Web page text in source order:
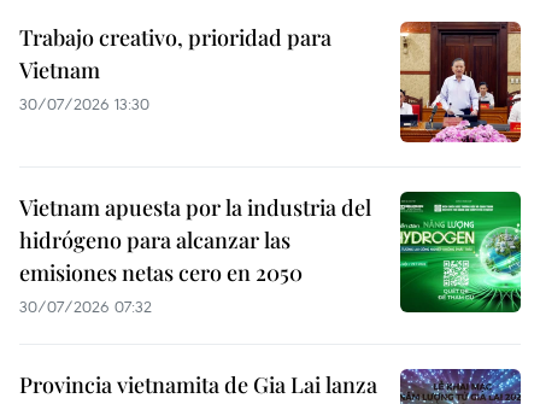
Trabajo creativo, prioridad para
Vietnam
30/07/2026 13:30
Vietnam apuesta por la industria del
hidrógeno para alcanzar las
emisiones netas cero en 2050
30/07/2026 07:32
Provincia vietnamita de Gia Lai lanza